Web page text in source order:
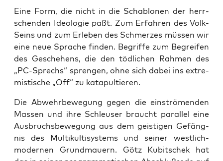
Eine Form, die nicht in die Scha­blo­nen der herr­
schen­den Ideo­lo­gie paßt. Zum Erfah­ren des Volk-
Seins und zum Erle­ben des Schmer­zes müs­sen wir
eine neue Spra­che fin­den. Begrif­fe zum Begrei­fen
des Gesche­hens, die den töd­li­chen Rah­men des
„PC-Sprechs“ spren­gen, ohne sich dabei ins extre­
mis­ti­sche „Off“ zu katapultieren.
Die Abwehr­be­we­gung gegen die ein­strö­men­den
Mas­sen und ihre Schleu­ser braucht par­al­lel eine
Aus­bruchs­be­we­gung aus dem geis­ti­gen Gefäng­
nis des Mul­ti­kul­ti­sys­tems und sei­ner west­lich-
moder­nen Grund­mau­ern. Götz Kubit­schek hat